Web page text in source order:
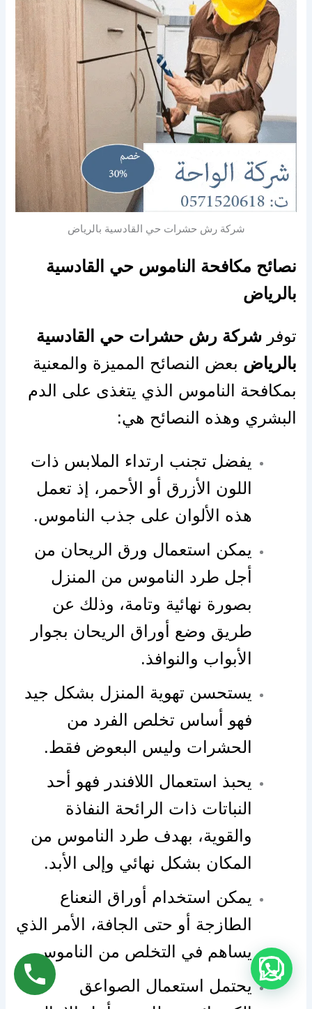
شركة رش حشرات حي القادسية بالرياض
نصائح مكافحة الناموس حي القادسية
بالرياض
توفرشركة رش حشرات حي القادسية
بالرياض بعض النصائح المميزة والمعنية
بمكافحة الناموس الذي يتغذى على الدم
البشري وهذه النصائح هي:
يفضل تجنب ارتداء الملابس ذات
اللون الأزرق أو الأحمر، إذ تعمل
هذه الألوان على جذب الناموس.
يمكن استعمال ورق الريحان من
أجل طرد الناموس من المنزل
بصورة نهائية وتامة، وذلك عن
طريق وضع أوراق الريحان بجوار
الأبواب والنوافذ.
يستحسن تهوية المنزل بشكل جيد
فهو أساس تخلص الفرد من
الحشرات وليس البعوض فقط.
يحبذ استعمال اللافندر فهو أحد
النباتات ذات الرائحة النفاذة
والقوية، بهدف طرد الناموس من
المكان بشكل نهائي وإلى الأبد.
يمكن استخدام أوراق النعناع
الطازجة أو حتى الجافة، الأمر الذي
يساهم في التخلص من الناموس.
يحتمل استعمال الصواعق